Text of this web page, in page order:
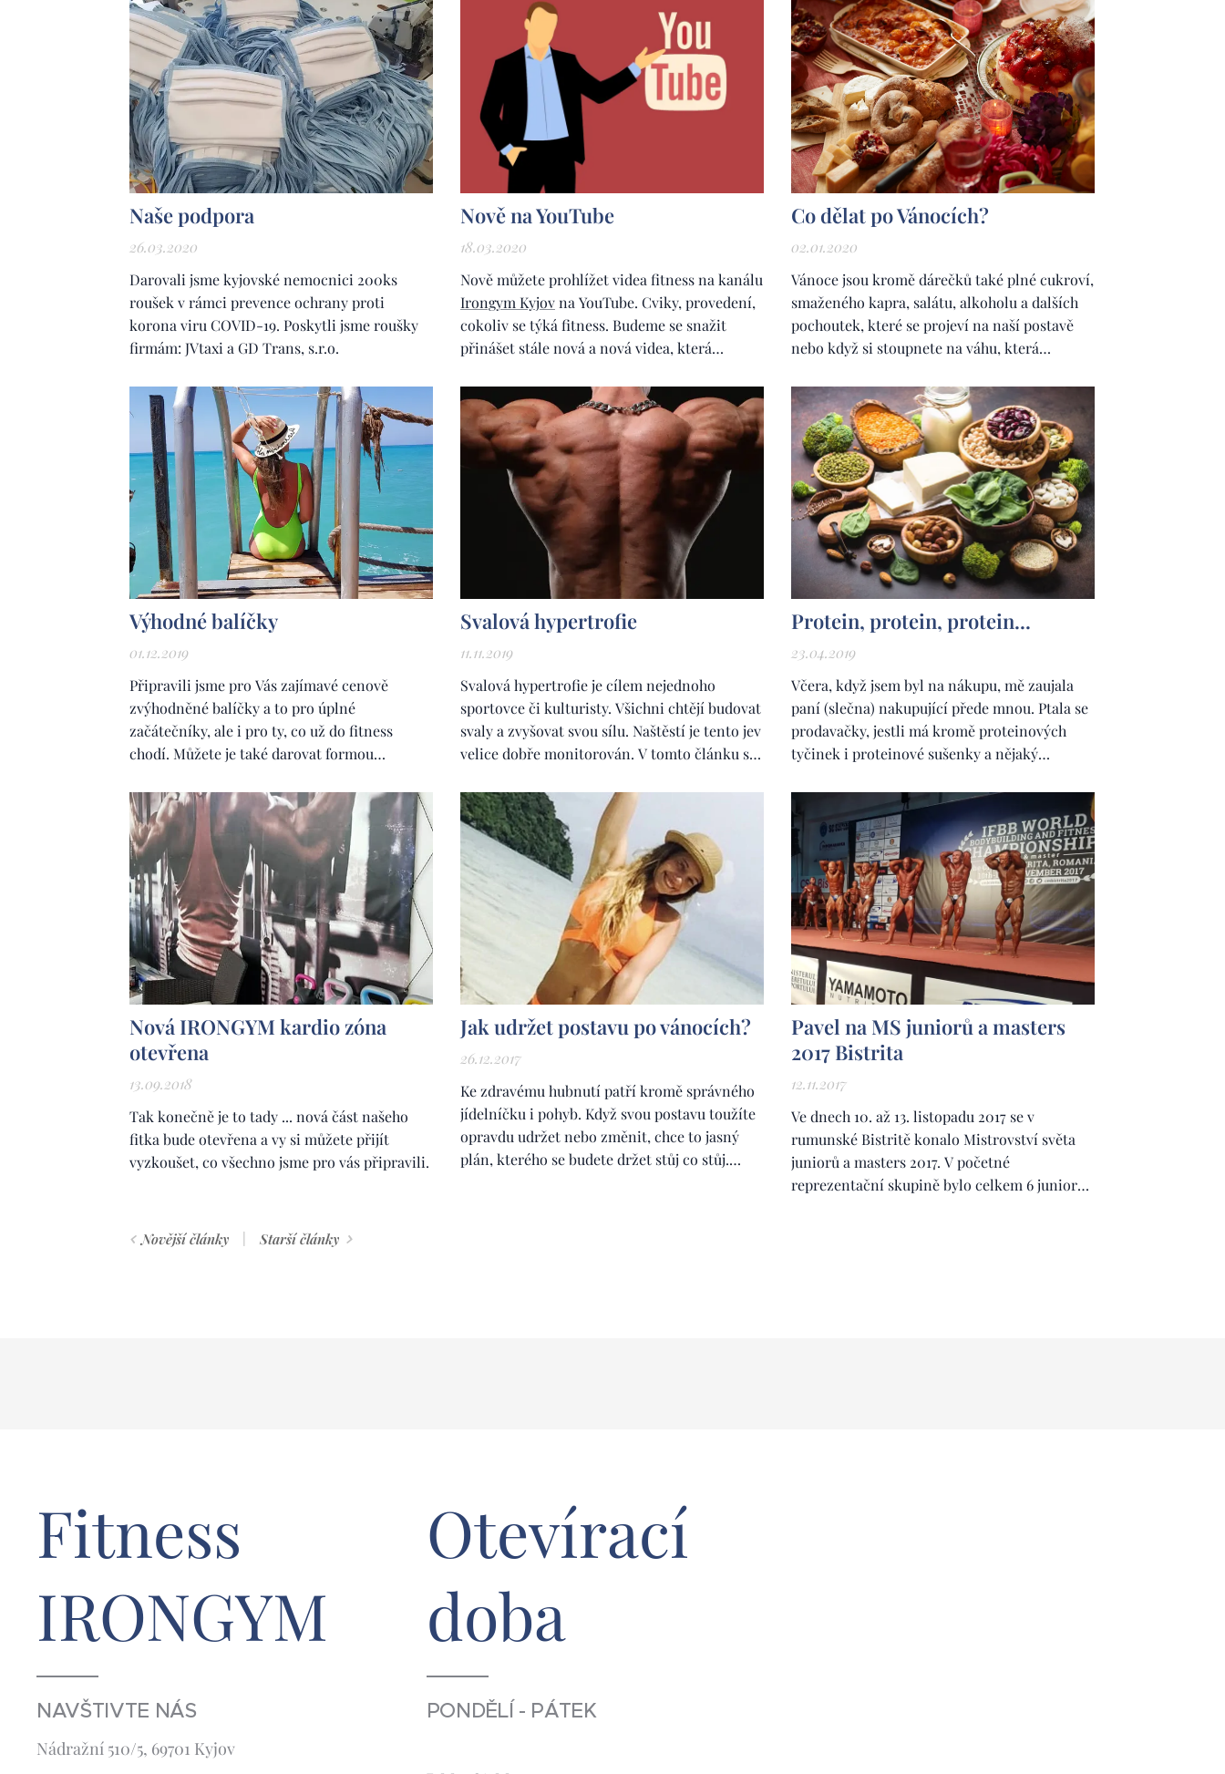
pokud nebudete cvičit, nebude se o vás
pokoušet tolik hlad. Bohužel hlad ve většině...
Naše podpora
26.03.2020
Darovali jsme kyjovské nemocnici 200ks
roušek v rámci prevence ochrany proti
korona viru COVID-19. Poskytli jsme roušky
firmám: JVtaxi a GD Trans, s.r.o.
Nově na YouTube
18.03.2020
Nově můžete prohlížet videa fitness na kanálu
Irongym Kyjovna YouTube. Cviky, provedení,
cokoliv se týká fitness. Budeme se snažit
přinášet stále nová a nová videa, která
Můžete sepřihlásit k odběrua tím dostávat
upozornění o nových příspěvcích na tomto
kanálu.
Co dělat po Vánocích?
02.01.2020
Vánoce jsou kromě dárečků také plné cukroví,
smaženého kapra, salátu, alkoholu a dalších
pochoutek, které se projeví na naší postavě
nebo když si stoupnete na váhu, která
skupinách. V tom okamžiku si říkáte, že s tím
musíte něco udělat, že to musíte změnit a
zhubnout. Zřejmě nebudou všichni
souhlasit,...
Výhodné balíčky
01.12.2019
Připravili jsme pro Vás zajímavé cenově
zvýhodněné balíčky a to pro úplné
začátečníky, ale i pro ty, co už do fitness
chodí. Můžete je také darovat formou
Svalová hypertrofie
11.11.2019
Svalová hypertrofie je cílem nejednoho
sportovce či kulturisty. Všichni chtějí budovat
svaly a zvyšovat svou sílu. Naštěstí je tento jev
velice dobře monitorován. V tomto článku si
hypertrofii, tedy k růstu svalů, jak ji můžeme
pomoci a co všechno jste o ni doposud možná
ještě nevěděli...
Protein, protein, protein...
23.04.2019
Včera, když jsem byl na nákupu, mě zaujala
paní (slečna) nakupující přede mnou. Ptala se
prodavačky, jestli má kromě proteinových
tyčinek i proteinové sušenky a nějaký
porovnal její výšku a váhu, řekněme, že měla
"lehce" nadváhu, rozhodl jsem se, že napíšu
tento článek. V poslední době neustále
slyšíme slovo...
Nová IRONGYM kardio zóna
otevřena
13.09.2018
Tak konečně je to tady ... nová část našeho
fitka bude otevřena a vy si můžete přijít
vyzkoušet, co všechno jsme pro vás připravili.
Jak udržet postavu po vánocích?
26.12.2017
Ke zdravému hubnutí patří kromě správného
jídelníčku i pohyb. Když svou postavu toužíte
opravdu udržet nebo změnit, chce to jasný
plán, kterého se budete držet stůj co stůj.
Pavel na MS juniorů a masters
2017 Bistrita
12.11.2017
Ve dnech 10. až 13. listopadu 2017 se v
rumunské Bistritě konalo Mistrovství světa
juniorů a masters 2017. V početné
reprezentační skupině bylo celkem 6 juniorů
Novější články Starší články
Fitness
IRONGYM
NAVŠTIVTE NÁS
Nádražní 510/5, 69701 Kyjov
Otevírací
doba
PONDĚLÍ - PÁTEK